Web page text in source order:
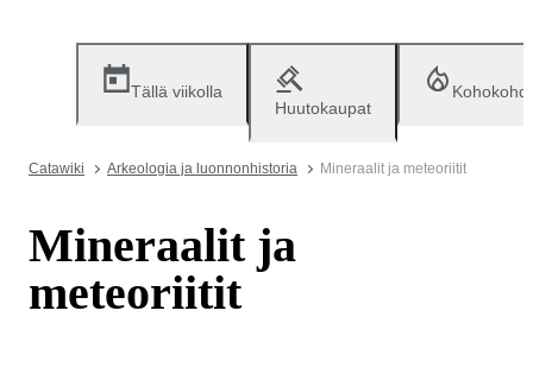
Tällä viikolla
Huutokaupat
Catawiki Arkeologia ja luonnonhistoria Mineraalit ja meteoriitit
Mineraalit ja
meteoriitit